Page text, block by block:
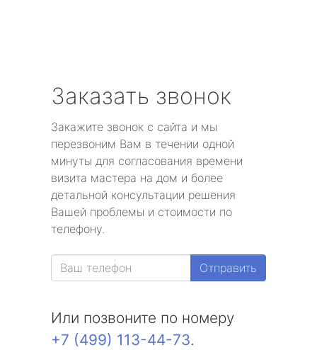
Заказать звонок
Закажите звонок с сайта и мы
перезвоним Вам в течении одной
минуты для согласования времени
визита мастера на дом и более
детальной консультации решения
Вашей проблемы и стоимости по
телефону.
Отправить
Или позвоните по номеру
+7 (499) 113-44-73.